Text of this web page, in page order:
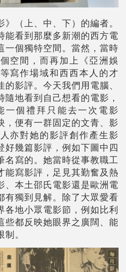
（上、中、下）的編者。
能看到那麼多新潮的西方電
一個獨特空間。當然，當時
空間，而再加上《亞洲娛
寫作場域和西西本人的才
影評。今天我們用電腦、
地看到自己想看的電影，
一個禮拜只能去一次電影
，便有一群固定的文青、影
亦對她的影評創作產生影
好幾篇影評，例如下圖中四
名寫的。她當時從事教職工
能寫影評，足見其勤奮及熱
、本土邵氏電影還是歐洲電
有獨到見解。除了大眾愛看
各地小眾電影節，例如比利
些都反映她眼界之廣闊、能
。